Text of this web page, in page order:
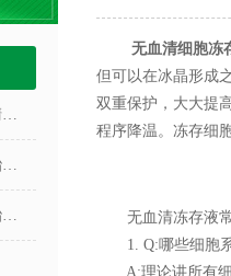
BIOEXPLORER（百傲乐）无血清冻存液
BIOEXPLORER（百傲乐）北美胎牛血清
BIOEXPLORER（百傲乐）南美胎牛血清
无血清细胞冻
但可以在冰晶形成
双重保护，大大提
程序降温。冻存细
无血清冻存液常
1. Q:哪些细胞系
A:理论讲所有细